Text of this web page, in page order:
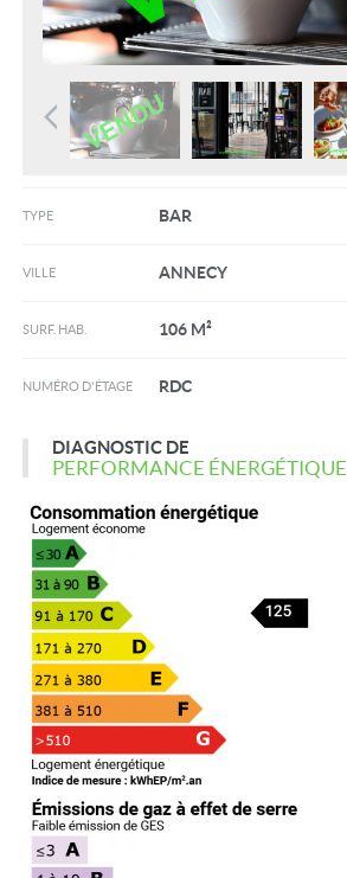
TYPE BAR
VILLE ANNECY
SURF. HAB. 106 M²
NUMÉRO D'ÉTAGE RDC
DIAGNOSTIC DE
PERFORMANCE ÉNERGÉTIQUE